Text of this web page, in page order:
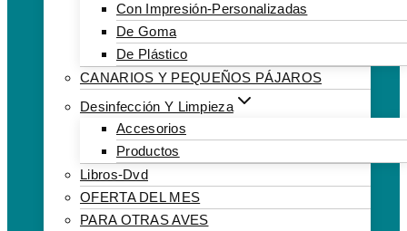
Con Impresión-Personalizadas
De Goma
De Plástico
CANARIOS Y PEQUEÑOS PÁJAROS
Desinfección Y Limpieza
Accesorios
Productos
Libros-Dvd
OFERTA DEL MES
PARA OTRAS AVES